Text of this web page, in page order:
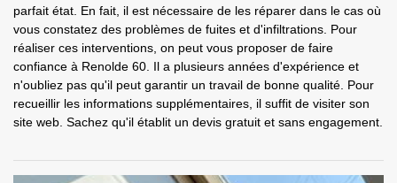
parfait état. En fait, il est nécessaire de les réparer dans le cas où
vous constatez des problèmes de fuites et d'infiltrations. Pour
réaliser ces interventions, on peut vous proposer de faire
confiance à Renolde 60. Il a plusieurs années d'expérience et
n'oubliez pas qu'il peut garantir un travail de bonne qualité. Pour
recueillir les informations supplémentaires, il suffit de visiter son
site web. Sachez qu'il établit un devis gratuit et sans engagement.